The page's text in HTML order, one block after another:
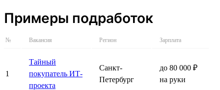
Примеры подработок
№ Вакансия Регион Зарплата
1
Тайный
покупатель ИТ-
проекта
Санкт-
Петербург
до 80 000 ₽
на руки